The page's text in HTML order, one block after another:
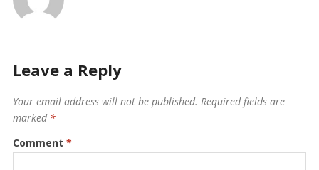
Leave a Reply
Your email address will not be published. Required fields are
marked *
Comment *